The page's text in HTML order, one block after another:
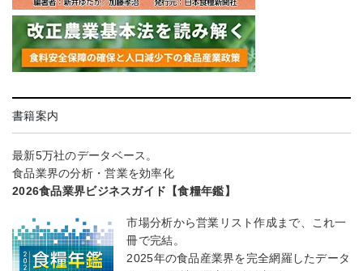
書籍案内
最新5万社のデータベース。
食品業界の分析・営業を効率化
2026食品業界ビジネスガイド【食糧年鑑】
市場分析から営業リスト作成まで、これ一
冊で完結。
2025年の食品産業界を完全網羅したデータ